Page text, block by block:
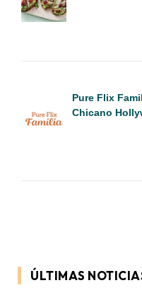
Pure Flix
Chicano
ÚLTIMAS